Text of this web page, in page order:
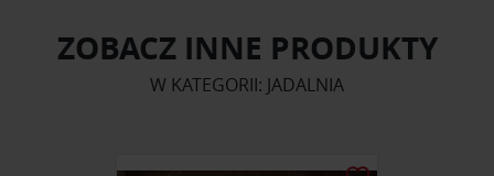
ZOBACZ INNE PRODUKTY
W KATEGORII: JADALNIA